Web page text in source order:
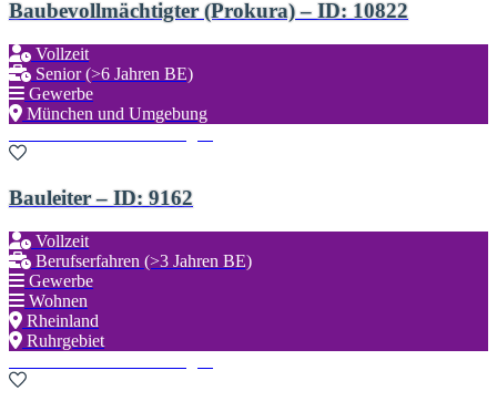
Baubevollmächtigter (Prokura) – ID: 10822
Vollzeit
Senior (>6 Jahren BE)
Gewerbe
München und Umgebung
Bauleiter – ID: 9162
Vollzeit
Berufserfahren (>3 Jahren BE)
Gewerbe
Wohnen
Rheinland
Ruhrgebiet